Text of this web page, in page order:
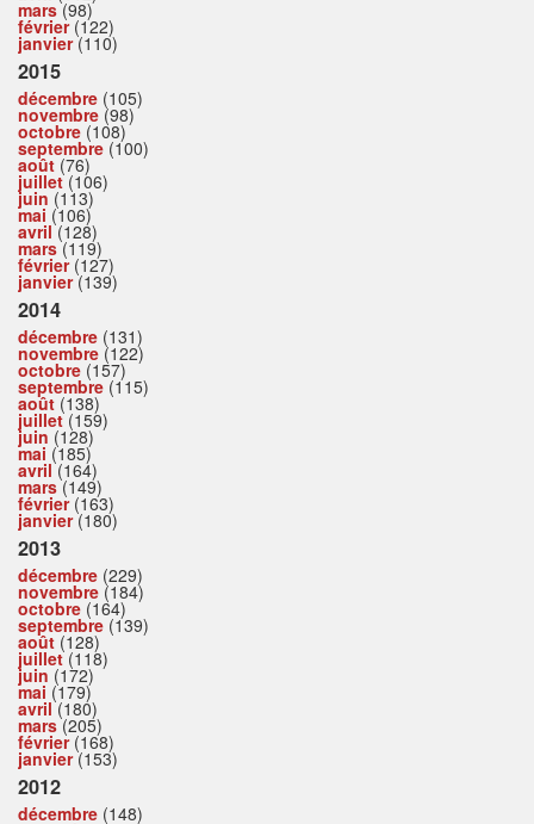
mars(98)
février(122)
janvier(110)
2015
décembre (105)
novembre (98)
octobre (108)
septembre (100)
août (76)
juillet(106)
juin (113)
mai (106)
avril(128)
mars(119)
février(127)
janvier(139)
2014
décembre (131)
novembre (122)
octobre (157)
septembre (115)
août (138)
juillet(159)
juin (128)
mai (185)
avril(164)
mars(149)
février(163)
janvier(180)
2013
décembre (229)
novembre (184)
octobre (164)
septembre (139)
août (128)
juillet(118)
juin (172)
mai (179)
avril(180)
mars(205)
février(168)
janvier(153)
2012
décembre (148)